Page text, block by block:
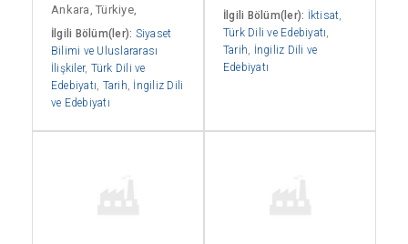
Ankara, Türkiye,
İlgili Bölüm(ler): Siyaset
Bilimi ve Uluslararası
İlişkiler, Türk Dili ve
Edebiyatı, Tarih, İngiliz Dili
ve Edebiyatı
İlgili Bölüm(ler): İktisat,
Türk Dili ve Edebiyatı,
Tarih, İngiliz Dili ve
Edebiyatı